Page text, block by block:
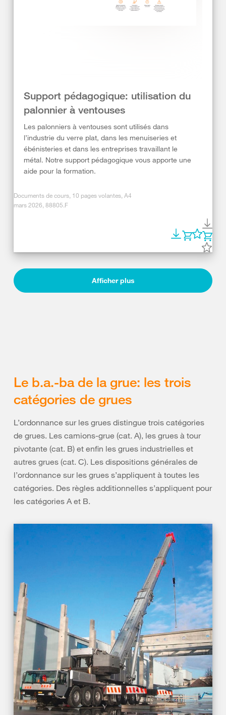
Support pédagogique: utilisation du
palonnier à ventouses
Les palonniers à ventouses sont utilisés dans
l’industrie du verre plat, dans les menuiseries et
ébénisteries et dans les entreprises travaillant le
métal. Notre support pédagogique vous apporte une
aide pour la formation.
Documents de cours, 10 pages volantes, A4
mars 2026, 88805.F
Afficher plus
Le b.a.-ba de la grue: les trois
catégories de grues
L’ordonnance sur les grues distingue trois catégories
de grues. Les camions-grue (cat. A), les grues à tour
pivotante (cat. B) et enfin les grues industrielles et
autres grues (cat. C). Les dispositions générales de
l’ordonnance sur les grues s’appliquent à toutes les
catégories. Des règles additionnelles s’appliquent pour
les catégories A et B.